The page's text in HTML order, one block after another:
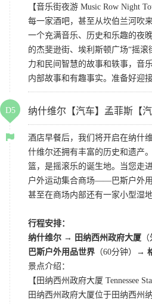
【音乐街夜游 Music Row Night
每一家酒吧，甚至从坎伯兰河吹
一个充满音乐、历史和乐趣的夜
的杰斐逊街、埃利斯顿广场“摇
力和民间智慧的故事和轶事，音
内部故事和有趣事实。准备好迎
D5 纳什维尔【汽车】孟菲斯【
酒店早餐后，我们将开启在纳什
什维尔还拥有丰富的历史和遗产
篮，是摇滚乐的诞生地。当您走
户外运动集合商场——巴斯户外用
甚至在商场内部还有一家小型湿
行程安排：
纳什维尔 → 田纳西州政府大厦
巴斯户外用品世界 （60分钟）→
景点介绍：
【田纳西州政府大厦 Tennessee
田纳西州政府大厦位于田纳西州